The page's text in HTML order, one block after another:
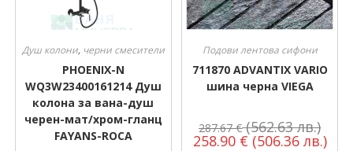
Душ колони, черни смесители
PHOENIX-N
WQ3W23400161214 Душ
колона за вана-душ
черен-мат/хром-гланц
FAYANS-ROCA
Подови лентова сифони
711870 ADVANTIX VARIO
шина черна VIEGA
287.67€ (562.63 лв.)
258.90 € (506.36 лв.)